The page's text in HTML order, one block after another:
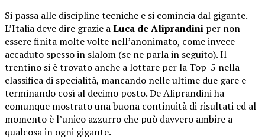
Si passa alle discipline tecniche e si comincia dal gigante.
L’Italia deve dire grazie aLuca de Aliprandini per non
essere finita molte volte nell’anonimato, come invece
accaduto spesso in slalom (se ne parla in seguito). Il
trentino si è trovato anche a lottare per la Top-5 nella
classifica di specialità, mancando nelle ultime due gare e
terminando così al decimo posto. De Aliprandini ha
comunque mostrato una buona continuità di risultati ed al
momento è l’unico azzurro che può davvero ambire a
qualcosa in ogni gigante.